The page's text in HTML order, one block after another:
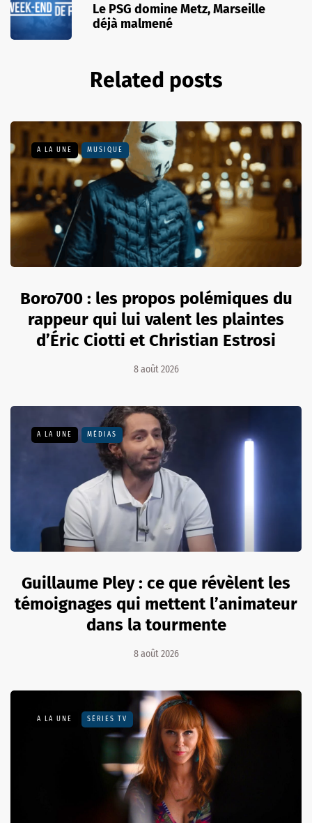
Le PSG domine Metz, Marseille
déjà malmené
Related posts
A LA UNE MUSIQUE
Boro700 : les propos polémiques du
rappeur qui lui valent les plaintes
d’Éric Ciotti et Christian Estrosi
8 août 2026
A LA UNE MÉDIAS
Guillaume Pley : ce que révèlent les
témoignages qui mettent l’animateur
dans la tourmente
8 août 2026
A LA UNE SÉRIES TV